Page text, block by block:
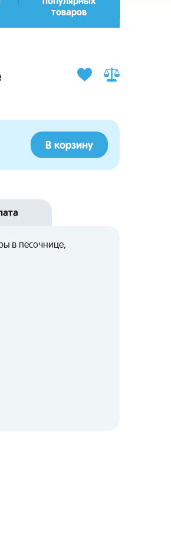
товаров
В корзину
в песочнице,